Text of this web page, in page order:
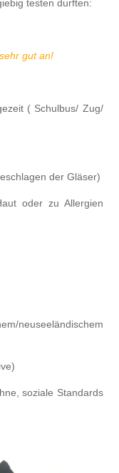
testen durften:
gut an!
( Schulbus/ Zug/
der Gläser)
oder zu Allergien
neuseeländischem
soziale Standards